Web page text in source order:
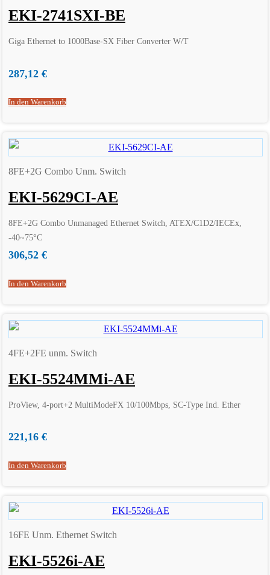
EKI-2741SXI-BE
Giga Ethernet to 1000Base-SX Fiber Converter W/T
287,12 €
In den Warenkorb
8FE+2G Combo Unm. Switch
EKI-5629CI-AE
8FE+2G Combo Unmanaged Ethernet Switch, ATEX/C1D2/IECEx,
-40~75°C
306,52 €
In den Warenkorb
4FE+2FE unm. Switch
EKI-5524MMi-AE
ProView, 4-port+2 MultiModeFX 10/100Mbps, SC-Type Ind. Ether
221,16 €
In den Warenkorb
16FE Unm. Ethernet Switch
EKI-5526i-AE